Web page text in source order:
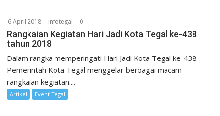
6 April 2018 infotegal 0
Rangkaian Kegiatan Hari Jadi Kota Tegal ke-438
tahun 2018
Dalam rangka memperingati Hari Jadi Kota Tegal ke-438
Pemerintah Kota Tegal menggelar berbagai macam
rangkaian kegiatan....
Artikel Event Tegal